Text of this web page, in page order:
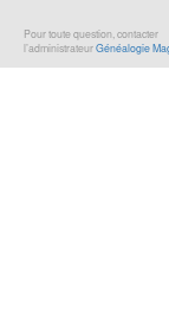
Pour toute question, contacter
l’administrateurGénéalogie